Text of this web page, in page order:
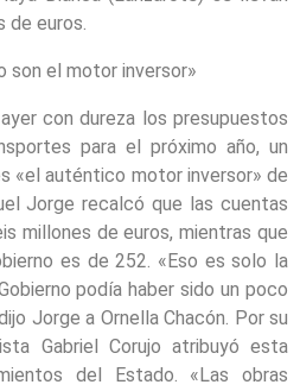
de euros.
son el motor inversor»
con dureza los presupuestos
para el próximo año, un
«el auténtico motor inversor» de
Jorge recalcó que las cuentas
millones de euros, mientras que
es de 252. «Eso es solo la
podía haber sido un poco
Jorge a Ornella Chacón. Por su
Gabriel Corujo atribuyó esta
del Estado. «Las obras